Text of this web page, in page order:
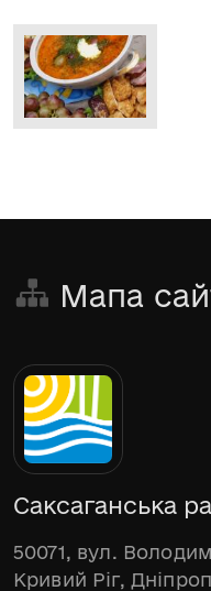
Мапа
Саксаганська
50071, вул.
Кривий Ріг,